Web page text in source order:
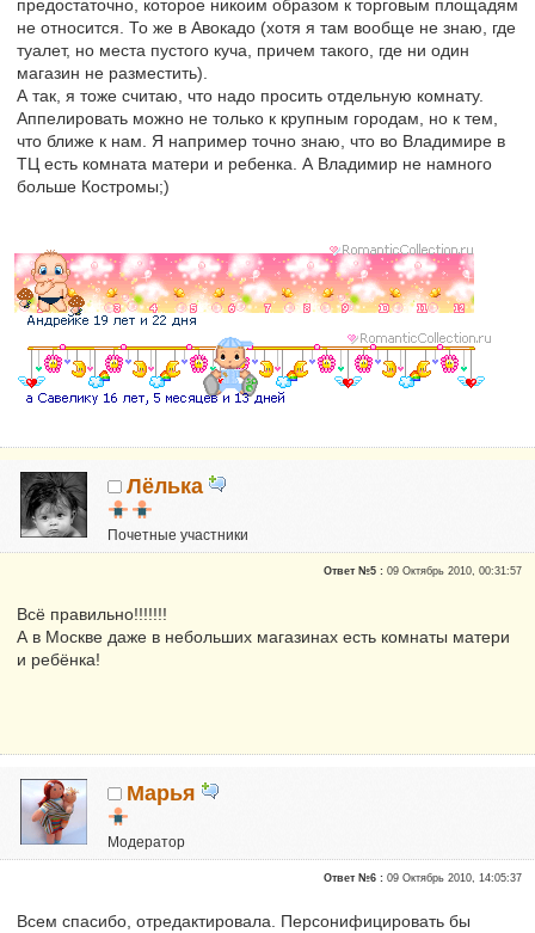
предостаточно, которое никоим образом к торговым площадям
не относится. То же в Авокадо (хотя я там вообще не знаю, где
туалет, но места пустого куча, причем такого, где ни один
магазин не разместить).
А так, я тоже считаю, что надо просить отдельную комнату.
Аппелировать можно не только к крупным городам, но к тем,
что ближе к нам. Я например точно знаю, что во Владимире в
ТЦ есть комната матери и ребенка. А Владимир не намного
больше Костромы;)
Лёлька
Почетные участники
Ответ №5 :09 Октябрь 2010, 00:31:57
Всё правильно!!!!!!!
А в Москве даже в небольших магазинах есть комнаты матери
и ребёнка!
Марья
Модератор
Репутация:
Ответ №6 :09 Октябрь 2010, 14:05:37
Всем спасибо, отредактировала. Персонифицировать бы